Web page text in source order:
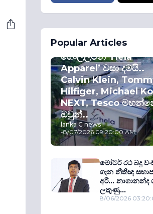
Popular Articles
කොළඹ කොටස්
හොල්ලමින් ‘Hela
Apparel’ වසා දමයි..
Calvin Klein,
Hilfiger, Michael
NEXT, Tesco
ඔවුන්..
lanka C news
-8/07/2026 09:20:00 AM
මෝටර් රථ බදු
ගැන නීතීඥ
අරී...
ලකුණු...
8/06/2026